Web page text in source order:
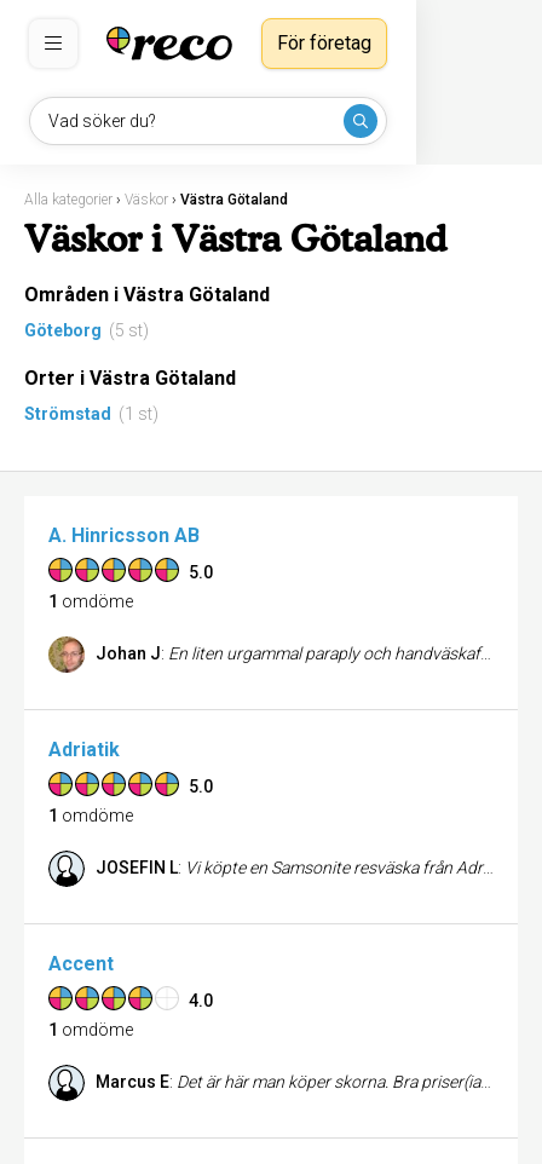
Vad söker du?
För företag
Alla kategorier › Väskor › Västra Götaland
Väskor i Västra Götaland
Områden i Västra Götaland
Göteborg (5 st)
Orter i Västra Götaland
Strömstad (1 st)
A. Hinricsson AB
5.0
1 omdöme
Johan J: En liten urgammal paraply och handväskaffär i centrum. Jag går hit för deras urval av långa paraply, de har flera tillverkare och sorter och kan berätta om skillnaderna och ge råd om vad som kan behövas. Kunnig och erfaren personal, om än inte överdrivet vänlig. De verkar vara lika professionella på handväskområdet. En trevlig och kanske lite gammaldags upplevelse i centrala stan.
Adriatik
5.0
1 omdöme
JOSEFIN L: Vi köpte en Samsonite resväska från Adriatik och fick den till bra pris och snabbt hemlevererad. Då vi är två trötta och stressade småbarnsföräldrar missade vi tyvärr att hämta ut den och den skickades tillbaka, men Adriatik såg till att vi fick den levererad till oss ändå. Stort tack för fantastisk kundservice, kan verkligen rekommendera!
Accent
4.0
1 omdöme
Marcus E: Det är här man köper skorna. Bra priser(iaf på rean) och trevlig och hjälpsam personal. Återbesök? Jajemän!